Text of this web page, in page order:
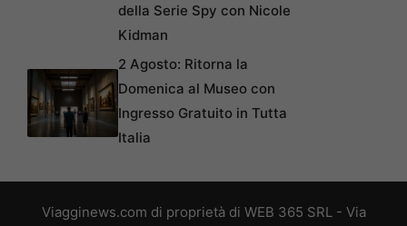
della Serie Spy con Nicole
Kidman
2 Agosto: Ritorna la
Domenica al Museo con
Ingresso Gratuito in Tutta
Italia
Viagginews.com di proprietà di WEB 365 SRL - Via